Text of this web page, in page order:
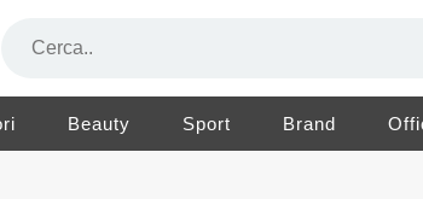
Beauty Sport Brand